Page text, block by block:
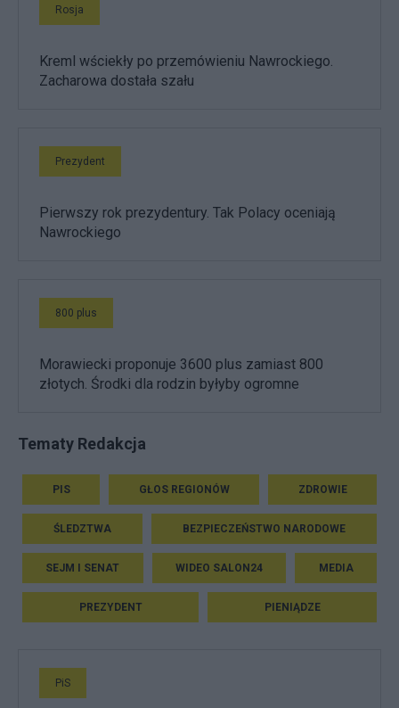
Rosja
Kreml wściekły po przemówieniu Nawrockiego.
Zacharowa dostała szału
Prezydent
Pierwszy rok prezydentury. Tak Polacy oceniają
Nawrockiego
800 plus
Morawiecki proponuje 3600 plus zamiast 800
złotych. Środki dla rodzin byłyby ogromne
Tematy Redakcja
PIS GŁOS REGIONÓW ZDROWIE
ŚLEDZTWA BEZPIECZEŃSTWO NARODOWE
SEJM I SENAT WIDEO SALON24 MEDIA
PREZYDENT PIENIĄDZE
PiS